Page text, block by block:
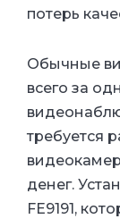
потерь
Обычные
всего за
требуется
денег.
FE9191,